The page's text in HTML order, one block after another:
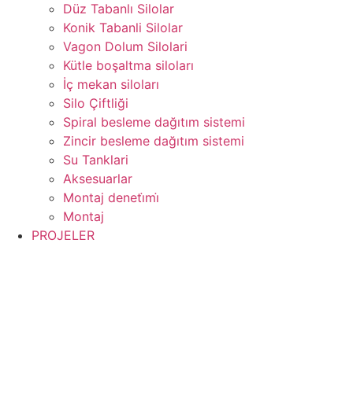
Düz Tabanlı Silolar
Konik Tabanli Silolar
Vagon Dolum Silolari
Kütle boşaltma siloları
İç mekan siloları
Silo Çiftliği
Spiral besleme dağıtım sistemi
Zincir besleme dağıtım sistemi
Su Tanklari
Aksesuarlar
Montaj deneti̇mi̇
Montaj
PROJELER